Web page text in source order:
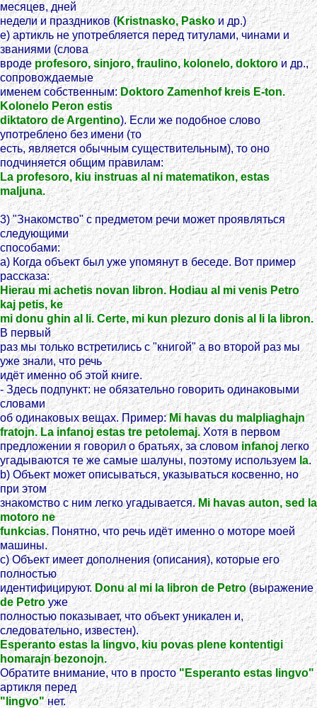
месяцев, дней
недели и праздников (Kristnasko, Paskoи др.)
e) артикль не употребляется перед титулами, чинами и
званиями (слова
вроде profesoro, sinjoro, fraulino, kolonelo, doktoroи др.,
сопровождаемые
именем собственным:Doktoro Zamenhof kreis E-ton.
Kolonelo Peron estis
diktatoro de Argentino). Если же подобное слово
употреблено без имени (то
есть, является обычным существительным), то оно
подчиняется общим правилам:
La profesoro, kiu instruas al ni matematikon, estas
maljuna.
3) "Знакомство" с предметом речи может проявляться
следующими
способами:
a) Когда объект был уже упомянут в беседе. Вот пример
рассказа:
Hierau mi achetis novan libron. Hodiau al mi venis Petro
kaj petis, ke
mi donu ghin al li. Certe, mi kun plezuro donis al li la libron.
В первый
раз мы только встретились с "книгой" а во второй раз мы
уже знали, что речь
идёт именно об этой книге.
- Здесь подпункт: не обязательно говорить одинаковыми
словами
об одинаковых вещах. Пример:Mi havas du malpliaghajn
fratojn. La infanoj estas tre petolemaj.Хотя в первом
предложении я говорил о братьях, за словом infanojлегко
угадываются те же самые шалуны, поэтому используем la.
b) Объект может описываться, указываться косвенно, но
при этом
знакомство с ним легко угадывается.Mi havas auton, sed la
motoro ne
funkcias.Понятно, что речь идёт именно о моторе моей
машины.
с) Объект имеет дополнения (описания), которые его
полностью
идентифицируют. Donu al mi la libron de Petro(выражение
de Petroуже
полностью показывает, что объект уникален и,
следовательно, известен).
Esperanto estas la lingvo, kiu povas plene kontentigi
homarajn bezonojn.
Обратите внимание, что в просто"Esperanto estas lingvo"
артикля перед
"lingvo"нет.